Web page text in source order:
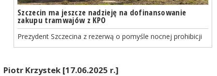
Szczecin ma jeszcze nadzieję na dofinansowanie
zakupu tramwajów z KPO
Prezydent Szczecina z rezerwą o pomyśle nocnej prohibicji
Piotr Krzystek [17.06.2025 r.]